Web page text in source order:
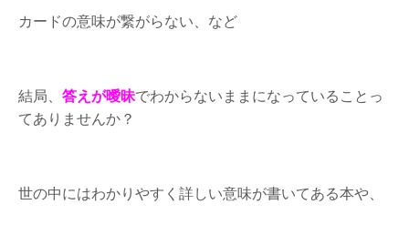
カードの意味が繋がらない、など
結局、 答えが曖昧でわからないままになっていることっ
てありませんか？
世の中にはわかりやすく詳しい意味が書いてある本や、